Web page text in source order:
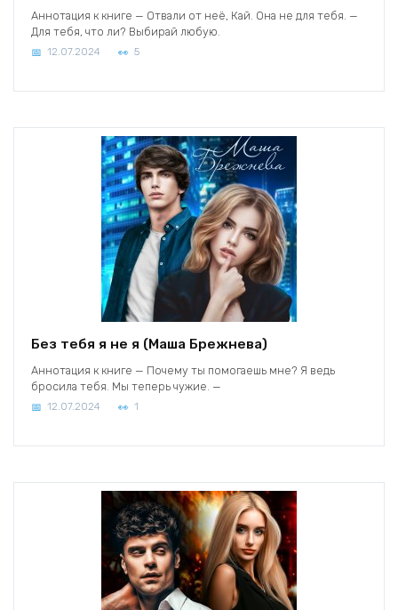
Аннотация к книге — Отвали от неё, Кай. Она не для тебя. —
Для тебя, что ли? Выбирай любую.
12.07.2024 5
Без тебя я не я (Маша Брежнева)
Аннотация к книге — Почему ты помогаешь мне? Я ведь
бросила тебя. Мы теперь чужие. —
12.07.2024 1